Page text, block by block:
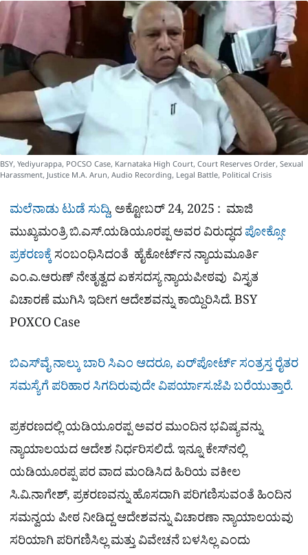
p o a
a
r
e
BSY, Yediyurappa, POCSO Case, Karnataka High Court, Court Reserves Order, Sexual
Harassment, Justice M.A. Arun, Audio Recording, Legal Battle, Political Crisis
ಮಲೆನಾಡು ಟುಡೆ ಸುದ್ದಿ, ಅಕ್ಟೋಬರ್ 24, 2025 : ಮಾಜಿ
ಮುಖ್ಯಮಂತ್ರಿ ಬಿ.ಎಸ್.ಯಡಿಯೂರಪ್ಪ ಅವರ ವಿರುದ್ಧದಪೋಕ್ಸೋ
ಪ್ರಕರಣಕ್ಕೆಸಂಬಂಧಿಸಿದಂತೆ ಹೈಕೋರ್ಟ್‌ನ ನ್ಯಾಯಮೂರ್ತಿ
ಎಂ.ಎ.ಆರುಣ್ ನೇತೃತ್ವದ ಏಕಸದಸ್ಯ ನ್ಯಾಯಪೀಠವು ವಿಸ್ತೃತ
ವಿಚಾರಣೆ ಮುಗಿಸಿ ಇದೀಗ ಆದೇಶವನ್ನು ಕಾಯ್ದಿರಿಸಿದೆ. BSY
POXCO Case
ಬಿಎಸ್​​ವೈ ನಾಲ್ಕು ಬಾರಿ ಸಿಎಂ ಆದರೂ, ಏರ್‌ಪೋರ್ಟ್ ಸಂತ್ರಸ್ತ ರೈತರ
ಸಮಸ್ಯೆಗೆ ಪರಿಹಾರ ಸಿಗದಿರುವುದೇ ವಿಪರ್ಯಾಸ.ಜೆಪಿ ಬರೆಯುತ್ತಾರೆ.
ಪ್ರಕರಣದಲ್ಲಿ ಯಡಿಯೂರಪ್ಪ ಅವರ ಮುಂದಿನ ಭವಿಷ್ಯವನ್ನು
ನ್ಯಾಯಾಲಯದ ಆದೇಶ ನಿರ್ಧರಿಸಲಿದೆ. ಇನ್ನೂ ಕೇಸ್​ನಲ್ಲಿ
ಯಡಿಯೂರಪ್ಪ ಪರ ವಾದ ಮಂಡಿಸಿದ ಹಿರಿಯ ವಕೀಲ
ಸಿ.ವಿ.ನಾಗೇಶ್​, ಪ್ರಕರಣವನ್ನು ಹೊಸದಾಗಿ ಪರಿಗಣಿಸುವಂತೆ ಹಿಂದಿನ
ಸಮನ್ವಯ ಪೀಠ ನೀಡಿದ್ದ ಆದೇಶವನ್ನು ವಿಚಾರಣಾ ನ್ಯಾಯಾಲಯವು
ಸರಿಯಾಗಿ ಪರಿಗಣಿಸಿಲ್ಲ ಮತ್ತು ವಿವೇಚನೆ ಬಳಸಿಲ್ಲ ಎಂದು